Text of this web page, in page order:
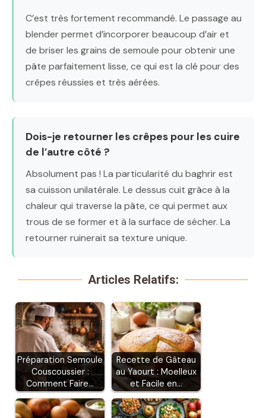
C’est très fortement recommandé. Le passage au
blender permet d’incorporer beaucoup d’air et
de briser les grains de semoule pour obtenir une
pâte parfaitement lisse, ce qui est la clé pour des
crêpes réussies et très aérées.
Dois-je retourner les crêpes pour les cuire
de l’autre côté ?
Absolument pas ! La particularité du baghrir est
sa cuisson unilatérale. Le dessus cuit grâce à la
chaleur qui traverse la pâte, ce qui permet aux
trous de se former et à la surface de sécher. La
retourner ruinerait sa texture unique.
Articles Relatifs:
Préparation Semoule
Couscoussier :
Comment Faire…
Recette de Gâteau
au Yaourt : Moelleux
et Facile en…